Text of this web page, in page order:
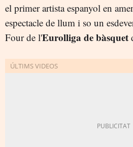
el primer artista espanyol en
espectacle de llum i so un
Four de l'Eurolliga de bàsquet